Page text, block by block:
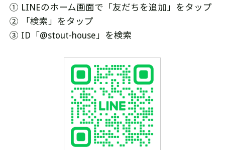
① LINEのホーム画面で「友だちを追加」をタップ
② 「検索」をタップ
③ ID「@stout-house」を検索